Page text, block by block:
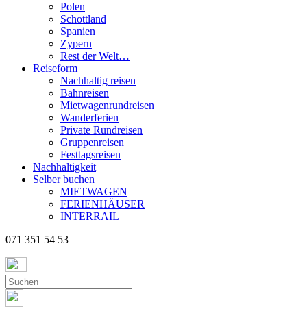
Polen
Schottland
Spanien
Zypern
Rest der Welt…
Reiseform
Nachhaltig reisen
Bahnreisen
Mietwagenrundreisen
Wanderferien
Private Rundreisen
Gruppenreisen
Festtagsreisen
Nachhaltigkeit
Selber buchen
MIETWAGEN
FERIENHÄUSER
INTERRAIL
071 351 54 53